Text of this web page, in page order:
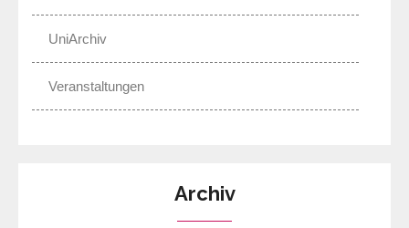
UniArchiv
Veranstaltungen
Archiv